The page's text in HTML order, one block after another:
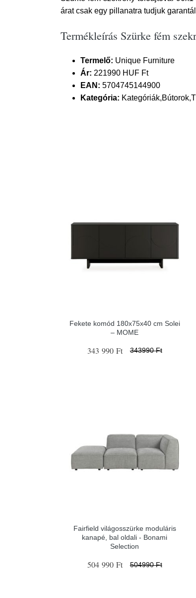
árat csak egy pillanatra tudjuk
Termékleírás Szürke fém
Termelő: Unique Furniture
Ár: 221990 HUF Ft
EAN: 5704745144900
Kategória:
Fekete komód 180x75x40 cm Solei
– MOME
343 990 Ft 343990 Ft
Fairfield világosszürke moduláris
kanapé, bal oldali - Bonami
Selection
504 990 Ft 504990 Ft